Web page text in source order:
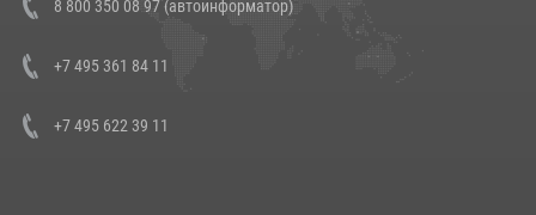
генерала армии Виктора Золотова с заместителем полномочного
представителя Президента Российской Федерации в Северо-
Кавказском федеральном округе Виталием Кузнецовым
8 800 350 08 97 (автоинформатор)
+7 495 361 84 11
+7 495 622 39 11